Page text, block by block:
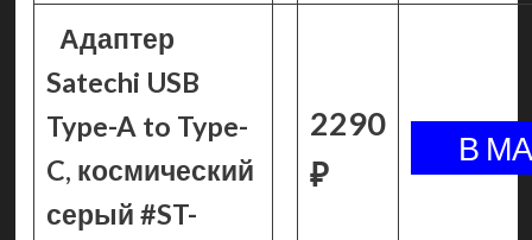
Адаптер
Satechi USB
Type-A to Type-
C, космический
серый #ST-
2290
₽